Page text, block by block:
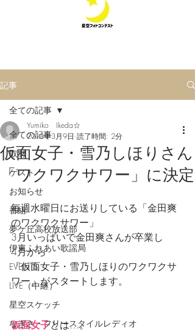
記事
全ての記事
取材
ゲスト
お知らせ
番組
夢ケ丘高校放送部
伊東ふれあい歌謡局
EVENTS
LIVE（中継）
星空スケッチ
なぎさ・フリースタイルレディオ
全ての記事
仮面女子・雪乃しほりさん
「ワクワクサワー」に決定
Yumiko Ikeda☆
2018年3月9日 読了時間: 2分
毎週水曜日にお送りしている「金田爽
のワクワクサワー」
3月いっぱいで金田爽さんが卒業し
4月から
「仮面女子・雪乃しほりのワクワクサ
ワー」がスタートします。
仮面女子とは…。